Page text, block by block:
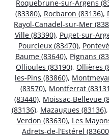
Roquebrune-sur-Argens
(83380), Rocbaron (83136),
Rayol-Canadel-sur-Mer
Ville (83390), Puget-sur-
Pourcieux (83470),
Baume (83640), Pignans
Ollioules (83190), Ollières
les-Pins (83860),
(83570), Montferrat
(83440), Moissac-Bellevue
(83136), Mazaugues (83136),
Verdon (83630), Les
Adrets-de-l’Estérel